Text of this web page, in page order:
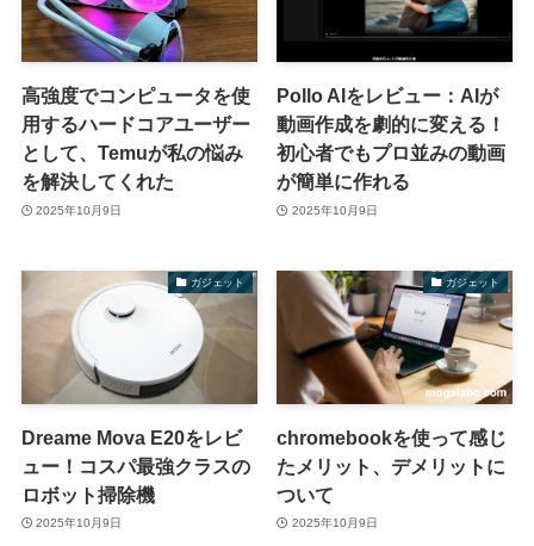
高強度でコンピュータを使
用するハードコアユーザー
として、Temuが私の悩み
を解決してくれた
2025年10月9日
Pollo AIをレビュー：AIが
動画作成を劇的に変える！
初心者でもプロ並みの動画
が簡単に作れる
2025年10月9日
ガジェット
Dreame Mova E20をレビ
ュー！コスパ最強クラスの
ロボット掃除機
2025年10月9日
ガジェット
chromebookを使って感じ
たメリット、デメリットに
ついて
2025年10月9日